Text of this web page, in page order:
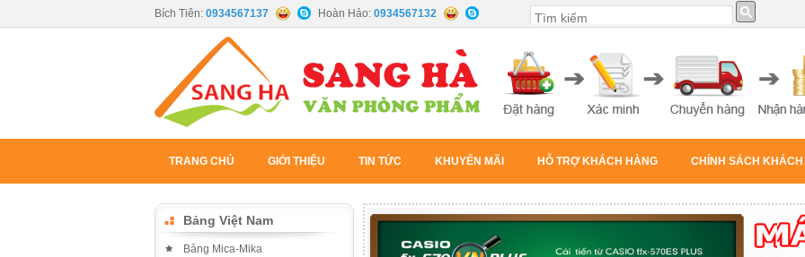
Bích Tiên: 0934567137 Hoàn Hảo: 0934567132
TRANG CHỦ GIỚI THIỆU TIN TỨC KHUYẾN MÃI HỖ TRỢ KHÁCH HÀNG CHÍNH SÁCH
Bảng Việt Nam
Bảng Mica-Mika